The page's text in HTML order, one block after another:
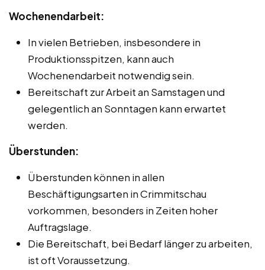
Wochenendarbeit:
In vielen Betrieben, insbesondere in
Produktionsspitzen, kann auch
Wochenendarbeit notwendig sein.
Bereitschaft zur Arbeit an Samstagen und
gelegentlich an Sonntagen kann erwartet
werden.
Überstunden:
Überstunden können in allen
Beschäftigungsarten in Crimmitschau
vorkommen, besonders in Zeiten hoher
Auftragslage.
Die Bereitschaft, bei Bedarf länger zu arbeiten,
ist oft Voraussetzung.